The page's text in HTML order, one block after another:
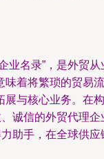
业名录”，是外贸从
味着将繁琐的贸易流
展与核心业务。在构
诚信的外贸代理企
助手，在全球供应